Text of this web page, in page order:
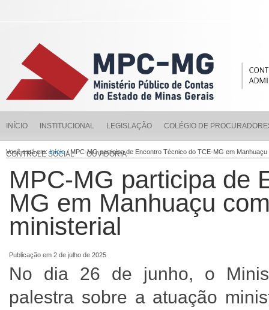
INÍCIO INSTITUCIONAL LEGISLAÇÃO COLÉGIO DE
CONTROLE SOCIAL OUVIDORIA
Você está em:Início/ MPC-MG participa de Encontro Técnico do TCE-MG em
MPC-MG participa de
MG em Manhuaçu
ministerial
Publicação em 2 de julho de 2025
No dia 26 de junho, o
palestra sobre a atuação